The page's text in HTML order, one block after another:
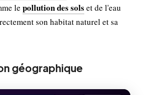
le pollution des sols et de l'eau
son habitat naturel et sa
géographique